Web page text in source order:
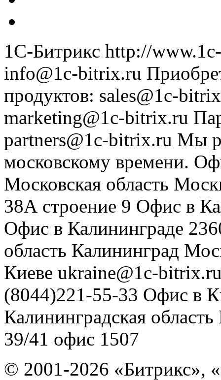
1С-Битрикс http://
info@1c-bitrix.ru
продуктов: sales@1c-
marketing@1c-bitrix.ru
partners@1c-bitrix.ru Мы
московскому времени.
Московская область
38А строение 9 Офис в
Офис в Калининграде
область Калининград
Киеве ukraine@1c-
(8044)221-55-33 Офис в
Калининградская область
39/41 офис 1507
© 2001-2026 «Битрикс»,